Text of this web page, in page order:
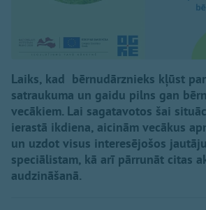
Laiks, kad bērnudārznieks kļūst
satraukuma un gaidu pilns gan
vecākiem. Lai sagatavotos šai
ierastā ikdiena, aicinām vecākus
un uzdot visus interesējošos
speciālistam, kā arī pārrunāt citas
audzināšanā.